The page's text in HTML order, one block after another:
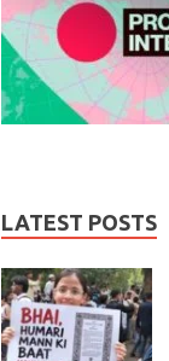
LATEST POSTS